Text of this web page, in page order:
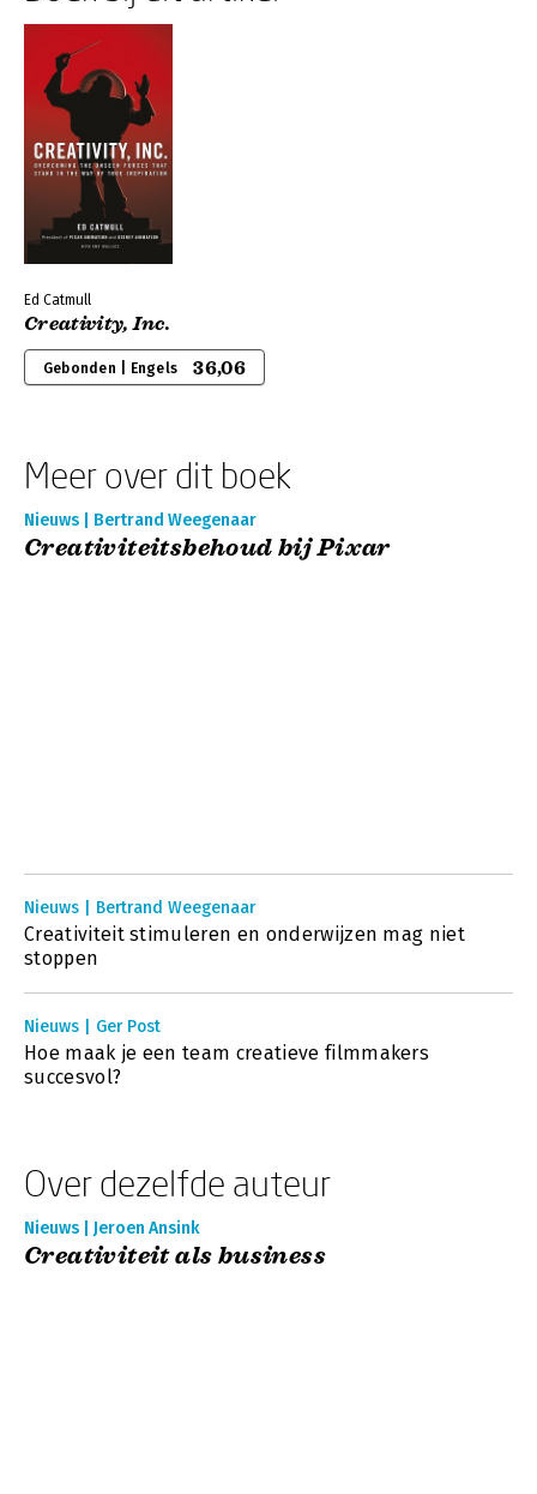
Ed Catmull
Creativity, Inc.
Gebonden | Engels 36,06
Meer over dit boek
Nieuws | Bertrand Weegenaar
Creativiteitsbehoud bij Pixar
Nieuws | Bertrand Weegenaar
Creativiteit stimuleren en onderwijzen mag niet
stoppen
Nieuws | Ger Post
Hoe maak je een team creatieve filmmakers
succesvol?
Over dezelfde auteur
Nieuws | Jeroen Ansink
Creativiteit als business